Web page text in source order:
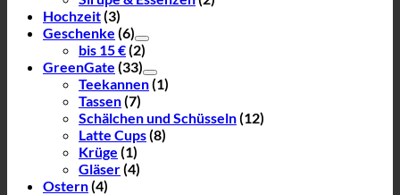
Hochzeit(3)
Geschenke (6)
bis 15 €(2)
GreenGate (33)
Teekannen(1)
Tassen(7)
Schälchen und Schüsseln(12)
Latte Cups(8)
Krüge (1)
Gläser(4)
Ostern(4)